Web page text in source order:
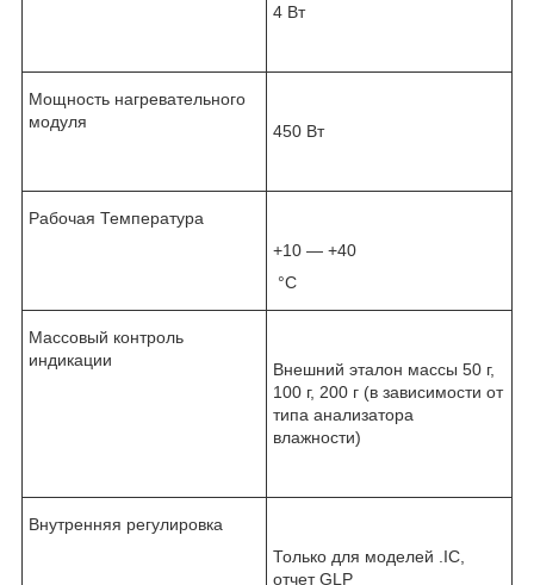
4 Вт
Мощность нагревательного
модуля
450 Вт
Рабочая Температура
+10 — +40
°С
Массовый контроль
индикации
Внешний эталон массы 50 г,
100 г, 200 г (в зависимости от
типа анализатора
влажности)
Внутренняя регулировка
Только для моделей .IC,
отчет GLP